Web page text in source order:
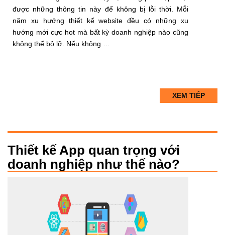
được những thông tin này để không bị lỗi thời. Mỗi
năm xu hướng thiết kế website đều có những xu
hướng mới cực hot mà bất kỳ doanh nghiệp nào cũng
không thể bỏ lỡ. Nếu không …
XEM TIẾP
Thiết kế App quan trọng với
doanh nghiệp như thế nào?